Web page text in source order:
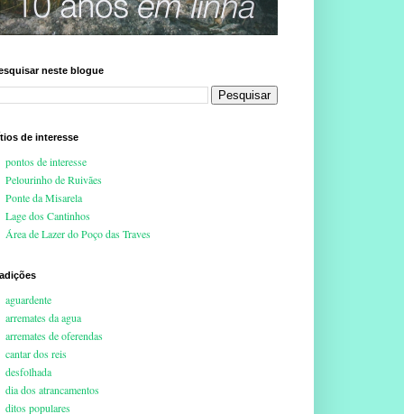
neste blogue
de interesse
pontos de interesse
Pelourinho de Ruivães
Ponte da Misarela
Lage dos Cantinhos
Área de Lazer do Poço das Traves
aguardente
arremates da agua
arremates de oferendas
cantar dos reis
desfolhada
dia dos atrancamentos
ditos populares